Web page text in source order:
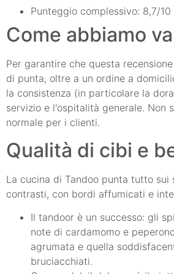
Punteggio complessivo: 8,7/
Come abbiamo
Per garantire che questa
di punta, oltre a un ordine a
la consistenza (in particolare la
servizio e l'ospitalità generale.
normale per i clienti.
Qualità di cibi e
La cucina di Tandoo punta tutto
contrasti, con bordi affumicati e
Il tandoor è un successo: gli
note di cardamomo e
agrumata e quella
bruciacchiati.